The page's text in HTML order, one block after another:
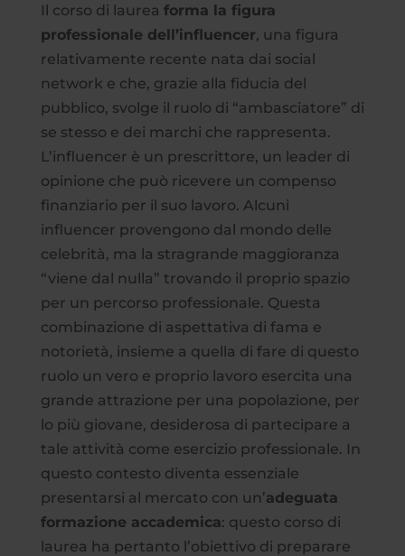
Il corso di laurea forma la figura
professionale dell’influencer, una figura
relativamente recente nata dai social
network e che, grazie alla fiducia del
pubblico, svolge il ruolo di “ambasciatore” di
se stesso e dei marchi che rappresenta.
L’influencer è un prescrittore, un leader di
opinione che può ricevere un compenso
finanziario per il suo lavoro. Alcuni
influencer provengono dal mondo delle
celebrità, ma la stragrande maggioranza
“viene dal nulla” trovando il proprio spazio
per un percorso professionale. Questa
combinazione di aspettativa di fama e
notorietà, insieme a quella di fare di questo
ruolo un vero e proprio lavoro esercita una
grande attrazione per una popolazione, per
lo più giovane, desiderosa di partecipare a
tale attività come esercizio professionale. In
questo contesto diventa essenziale
presentarsi al mercato con un’adeguata
formazione accademica: questo corso di
laurea ha pertanto l’obiettivo di preparare